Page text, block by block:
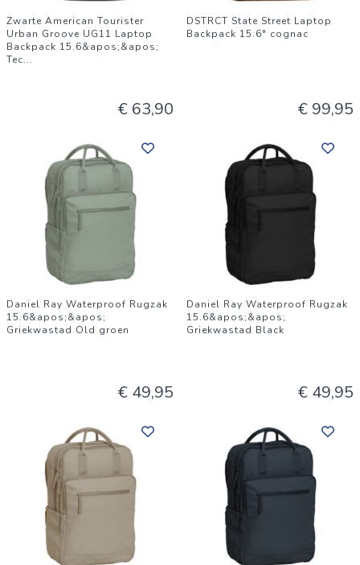
Zwarte American Tourister
Urban Groove UG11 Laptop
Backpack 15.6&apos;&apos;
Tec...
€ 63,90
DSTRCT State Street Laptop
Backpack 15.6" cognac
€ 99,95
Daniel Ray Waterproof Rugzak
15.6&apos;&apos;
Griekwastad Old groen
€ 49,95
Daniel Ray Waterproof Rugzak
15.6&apos;&apos;
Griekwastad Black
€ 49,95